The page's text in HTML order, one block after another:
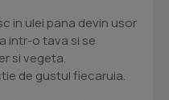
in ulei pana devin usor
intr-o tava si se
si vegeta.
de gustul fiecaruia.